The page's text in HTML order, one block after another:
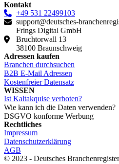
Kontakt
+49 531 22499103
support@deutsches-
Frings Digital GmbH
Bruchtorwall 13
38100 Braunschweig
Adressen kaufen
Branchen durchsuchen
B2B E-Mail Adressen
Kostenfreier Datensatz
WISSEN
Ist Kaltakquise verboten?
Wie kann ich die Daten verwenden?
DSGVO konforme Werbung
Rechtliches
Impressum
Datenschutzerklärung
AGB
© 2023 - Deutsches Branchenregister